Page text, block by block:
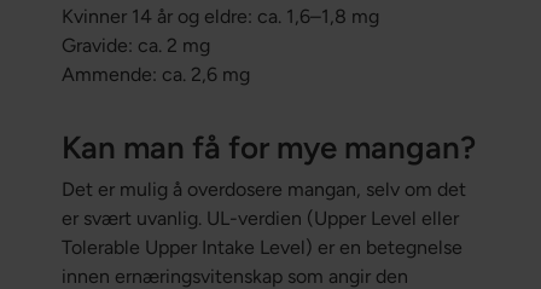
Kvinner 14 år og eldre: ca. 1,6–1,8 mg
Gravide: ca. 2 mg
Ammende: ca. 2,6 mg
Kan man få for mye mangan?
Det er mulig å overdosere mangan, selv om det
er svært uvanlig. UL-verdien (Upper Level eller
Tolerable Upper Intake Level) er en betegnelse
innen ernæringsvitenskap som angir den